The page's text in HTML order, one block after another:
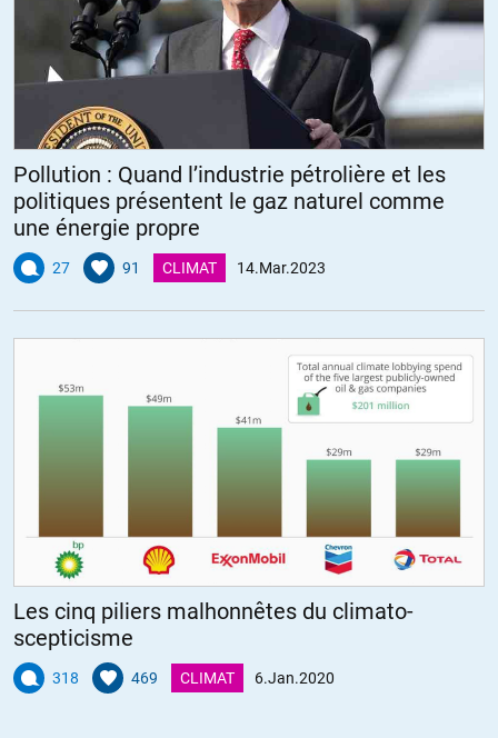
Pollution : Quand l’industrie pétrolière et les
politiques présentent le gaz naturel comme
une énergie propre
27 91 CLIMAT 14.Mar.2023
Les cinq piliers malhonnêtes du climato-
scepticisme
318 469 CLIMAT 6.Jan.2020